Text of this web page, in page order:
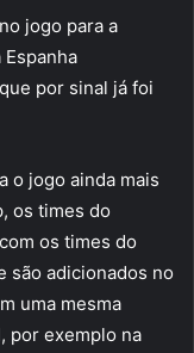
jogo para a
por sinal já foi
o jogo ainda mais
os times do
os times do
são adicionados no
uma mesma
por exemplo na